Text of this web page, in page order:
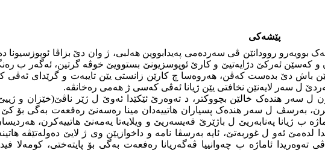
پێشەکی
بوویەرو روودانێن ڤی سەردەمی پەیدابووین هەلبی، ژ وان دێ بزاڤا ئوپوزسیونا
و کەسێن ئەرکێ دژایەتیێ و کارێ ئوپوسزیونێ بستوویێ خوڤە گرتین، ئەگەر ب
باش دێ بدەست کەڤن، هەروەسا چ کارێن زانستی یێن تایبەت و گرێدای ئەڤی
ل سەر لایەنێن نخافتی یێن ژیانا ئەڤی کەسی ژ هەمی رەخانڤە.
بەرسڤ ل سەر هندەک پسیاران هاتییەدان مینا رەسەنێ رەفعەت بەگی بۆ
د تەوەرێ دووێدا ئەوێ هاتییە بناڤکرن ب(ژیانا پەنابەریێ ١٨٩٦-١٩٠٨)، ئاماژە ب ژیانا پەنابەریێ ل باژێرێ قەیسەریێ و ویلایەتا
ئەو ل غوربەتێ، ئایە بەرسڤا نامە و داخوازیێن وی ژ لایێ دەولەتێڤە
دووێ ١٩٠٨-١٩١٨)هاتییە بناڤکرن، د ئەڤی تەوەریدا ئاماژە ب چەوانییا ڤەگەریانا رەفعەت بەگی بۆ